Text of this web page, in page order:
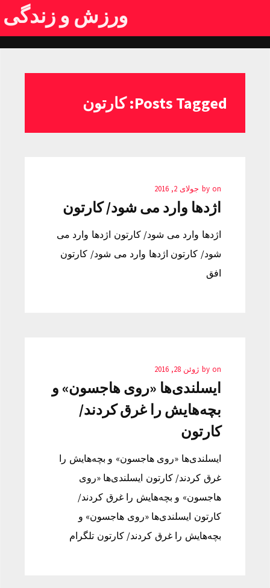
ورزش و زندگی
Posts Tagged: کارتون
by on جولای 2, 2016
اژدها وارد می شود/ کارتون
اژدها وارد می شود/ کارتون اژدها وارد می
شود/ کارتون اژدها وارد می شود/ کارتون
افق
by on ژوئن 28, 2016
ایسلندی‌ها «روی هاجسون» و
بچه‌هایش را غرق کردند/
کارتون
ایسلندی‌ها «روی هاجسون» و بچه‌هایش را
غرق کردند/ کارتون ایسلندی‌ها «روی
هاجسون» و بچه‌هایش را غرق کردند/
کارتون ایسلندی‌ها «روی هاجسون» و
بچه‌هایش را غرق کردند/ کارتون تلگرام